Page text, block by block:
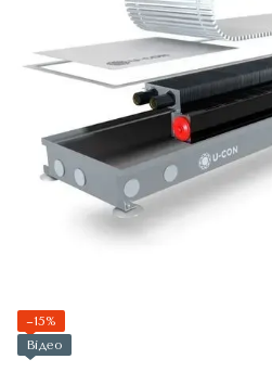
−15%
Відео